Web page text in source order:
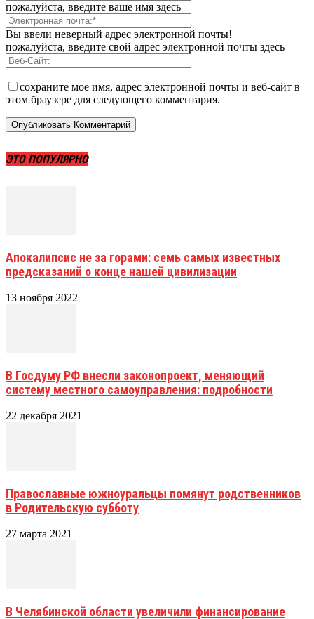
пожалуйста, введите ваше имя здесь
Вы ввели неверный адрес электронной почты!
пожалуйста, введите свой адрес электронной почты здесь
сохраните мое имя, адрес электронной почты и веб-сайт в
этом браузере для следующего комментария.
ЭТО ПОПУЛЯРНО
Апокалипсис не за горами: семь самых известных
предсказаний о конце нашей цивилизации
13 ноября 2022
В Госдуму РФ внесли законопроект, меняющий
систему местного самоуправления: подробности
22 декабря 2021
Православные южноуральцы помянут родственников
в Родительскую субботу
27 марта 2021
В Челябинской области увеличили финансирование